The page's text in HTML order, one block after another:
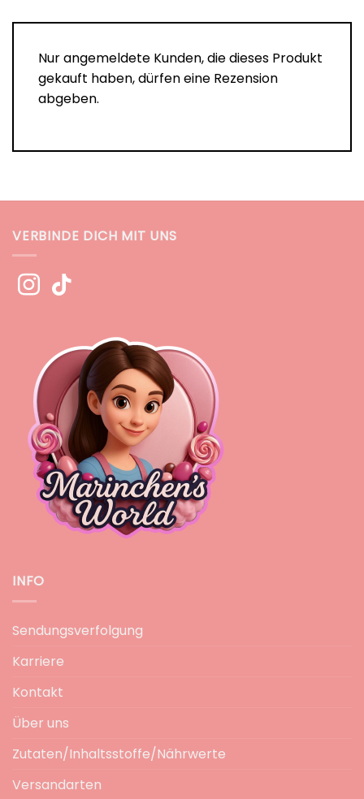
Nur angemeldete Kunden, die dieses Produkt
gekauft haben, dürfen eine Rezension
abgeben.
VERBINDE DICH MIT UNS
INFO
Sendungsverfolgung
Karriere
Kontakt
Über uns
Zutaten/Inhaltsstoffe/Nährwerte
Versandarten